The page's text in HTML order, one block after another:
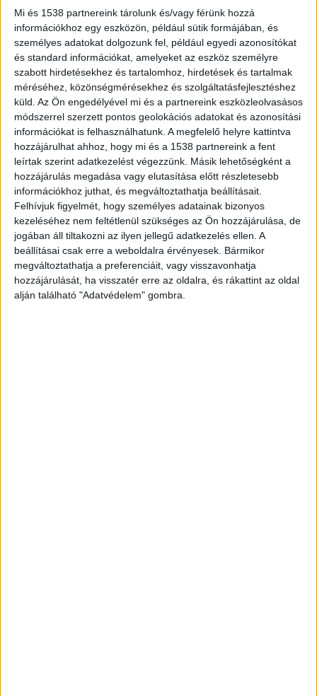
Mi és 1538 partnereink tárolunk és/vagy férünk hozzá
információkhoz egy eszközön, például sütik formájában, és
személyes adatokat dolgozunk fel, például egyedi azonosítókat
és standard információkat, amelyeket az eszköz személyre
szabott hirdetésekhez és tartalomhoz, hirdetések és tartalmak
méréséhez, közönségmérésekhez és szolgáltatásfejlesztéshez
küld. Az Ön engedélyével mi és a partnereink eszközleolvasásos
módszerrel szerzett pontos geolokációs adatokat és azonosítási
információkat is felhasználhatunk. A megfelelő helyre kattintva
hozzájárulhat ahhoz, hogy mi és a 1538 partnereink a fent
leírtak szerint adatkezelést végezzünk. Másik lehetőségként a
hozzájárulás megadása vagy elutasítása előtt részletesebb
információkhoz juthat, és megváltoztathatja beállításait.
Felhívjuk figyelmét, hogy személyes adatainak bizonyos
kezeléséhez nem feltétlenül szükséges az Ön hozzájárulása, de
jogában áll tiltakozni az ilyen jellegű adatkezelés ellen. A
beállításai csak erre a weboldalra érvényesek. Bármikor
megváltoztathatja a preferenciáit, vagy visszavonhatja
hozzájárulását, ha visszatér erre az oldalra, és rákattint az oldal
alján található "Adatvédelem" gombra.
Majdnem elütötte volt élettársát
egy férfi Tapolcán, videó is készült
az agresszív sofőrről
Írta:Kékvillogo.hu|2023.01.13. péntek
Közúti veszélyeztetés bűntette miatt emelt vádat a
Veszprémi Járási Ügyészség egy férfi ellen, aki...